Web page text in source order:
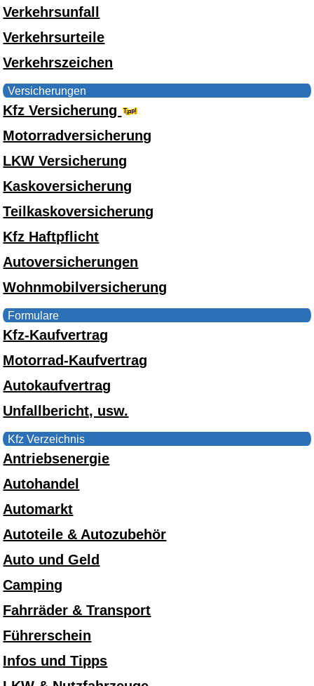
Verkehrsunfall
Verkehrsurteile
Verkehrszeichen
Versicherungen
Kfz Versicherung
Motorradversicherung
LKW Versicherung
Kaskoversicherung
Teilkaskoversicherung
Kfz Haftpflicht
Autoversicherungen
Wohnmobilversicherung
Formulare
Kfz-Kaufvertrag
Motorrad-Kaufvertrag
Autokaufvertrag
Unfallbericht, usw.
Kfz Verzeichnis
Antriebsenergie
Autohandel
Automarkt
Autoteile & Autozubehör
Auto und Geld
Camping
Fahrräder & Transport
Führerschein
Infos und Tipps